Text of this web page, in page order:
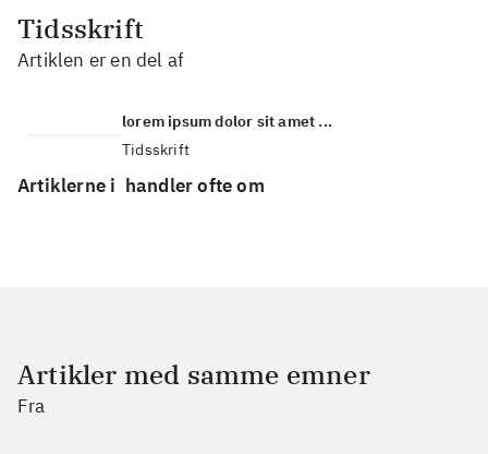
Tidsskrift
Artiklen er en del af
lorem ipsum dolor sit amet ...
Tidsskrift
Artiklerne i handler ofte om
Artikler med samme emner
Fra